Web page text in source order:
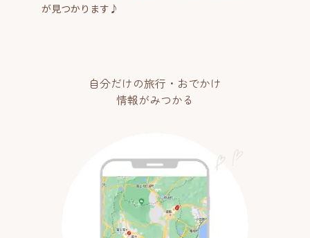
が見つかります♪
自分だけの旅行・おでかけ
情報がみつかる